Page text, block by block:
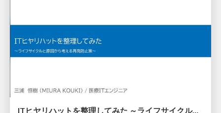
ITヒヤリハットを整理してみた ～ライフサイクルと原因から考える再発防止策～